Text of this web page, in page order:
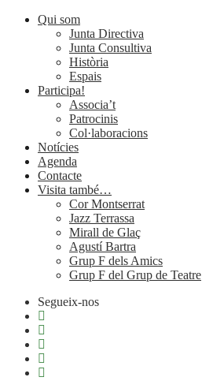
Qui som
Junta Directiva
Junta Consultiva
Història
Espais
Participa!
Associa’t
Patrocinis
Col·laboracions
Notícies
Agenda
Contacte
Visita també…
Cor Montserrat
Jazz Terrassa
Mirall de Glaç
Agustí Bartra
Grup F dels Amics
Grup F del Grup de Teatre
Segueix-nos